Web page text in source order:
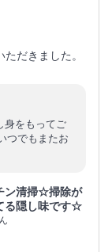
だきました。
身をもってご
つでもまたお
ン清掃☆掃除が
る隠し味です☆